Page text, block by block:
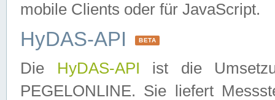
mobile Clients oder für JavaScript.
HyDAS-API BETA
Die HyDAS-API ist die
PEGELONLINE. Sie liefert